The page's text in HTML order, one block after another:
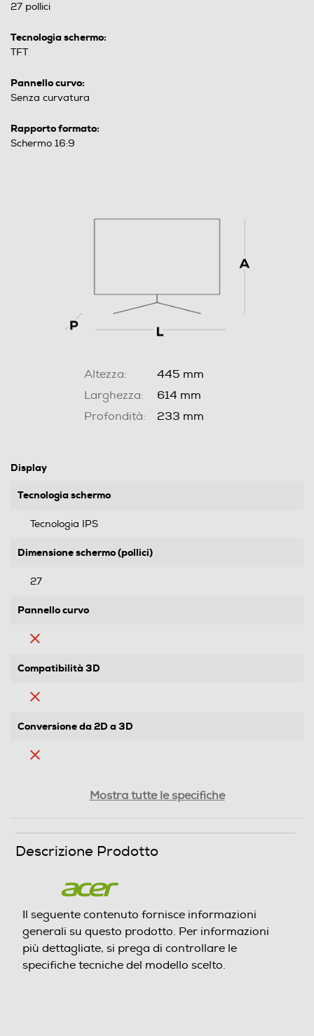
27 pollici
Tecnologia schermo:
TFT
Pannello curvo:
Senza curvatura
Rapporto formato:
Schermo 16:9
Altezza:
445 mm
Larghezza:
614 mm
Profondità:
233 mm
Display
Tecnologia schermo
Tecnologia IPS
Dimensione schermo (pollici)
27
Pannello curvo
Compatibilità 3D
Conversione da 2D a 3D
Luminosità LCD
250
Rapporto contrasto xxx a 1
Mostra tutte le specifiche
Descrizione Prodotto
Il seguente contenuto fornisce informazioni
generali su questo prodotto. Per informazioni
più dettagliate, si prega di controllare le
specifiche tecniche del modello scelto.